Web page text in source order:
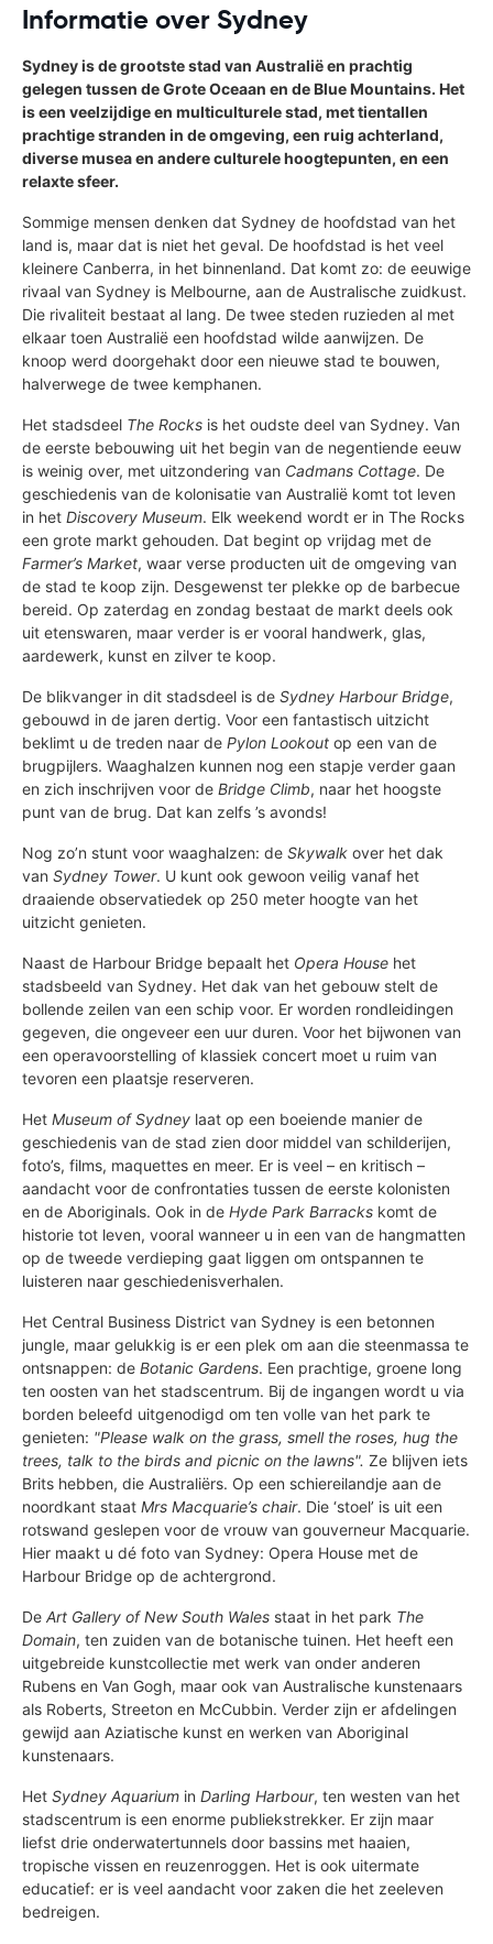
Informatie over Sydney
Sydney is de grootste stad van Australië en prachtig
gelegen tussen de Grote Oceaan en de Blue Mountains. Het
is een veelzijdige en multiculturele stad, met tientallen
prachtige stranden in de omgeving, een ruig achterland,
diverse musea en andere culturele hoogtepunten, en een
relaxte sfeer.
Sommige mensen denken dat Sydney de hoofdstad van het
land is, maar dat is niet het geval. De hoofdstad is het veel
kleinere Canberra, in het binnenland. Dat komt zo: de eeuwige
rivaal van Sydney is Melbourne, aan de Australische zuidkust.
Die rivaliteit bestaat al lang. De twee steden ruzieden al met
elkaar toen Australië een hoofdstad wilde aanwijzen. De
knoop werd doorgehakt door een nieuwe stad te bouwen,
halverwege de twee kemphanen.
Het stadsdeel The Rocks is het oudste deel van Sydney. Van
de eerste bebouwing uit het begin van de negentiende eeuw
is weinig over, met uitzondering van Cadmans Cottage. De
geschiedenis van de kolonisatie van Australië komt tot leven
in het Discovery Museum. Elk weekend wordt er in The Rocks
een grote markt gehouden. Dat begint op vrijdag met de
Farmer’s Market, waar verse producten uit de omgeving van
de stad te koop zijn. Desgewenst ter plekke op de barbecue
bereid. Op zaterdag en zondag bestaat de markt deels ook
uit etenswaren, maar verder is er vooral handwerk, glas,
aardewerk, kunst en zilver te koop.
De blikvanger in dit stadsdeel is de Sydney Harbour Bridge,
gebouwd in de jaren dertig. Voor een fantastisch uitzicht
beklimt u de treden naar de Pylon Lookout op een van de
brugpijlers. Waaghalzen kunnen nog een stapje verder gaan
en zich inschrijven voor de Bridge Climb, naar het hoogste
punt van de brug. Dat kan zelfs ’s avonds!
Nog zo’n stunt voor waaghalzen: de Skywalk over het dak
van Sydney Tower. U kunt ook gewoon veilig vanaf het
draaiende observatiedek op 250 meter hoogte van het
uitzicht genieten.
Naast de Harbour Bridge bepaalt het Opera House het
stadsbeeld van Sydney. Het dak van het gebouw stelt de
bollende zeilen van een schip voor. Er worden rondleidingen
gegeven, die ongeveer een uur duren. Voor het bijwonen van
een operavoorstelling of klassiek concert moet u ruim van
tevoren een plaatsje reserveren.
Het Museum of Sydney laat op een boeiende manier de
geschiedenis van de stad zien door middel van schilderijen,
foto’s, films, maquettes en meer. Er is veel – en kritisch –
aandacht voor de confrontaties tussen de eerste kolonisten
en de Aboriginals. Ook in de Hyde Park Barracks komt de
historie tot leven, vooral wanneer u in een van de hangmatten
op de tweede verdieping gaat liggen om ontspannen te
luisteren naar geschiedenisverhalen.
Het Central Business District van Sydney is een betonnen
jungle, maar gelukkig is er een plek om aan die steenmassa te
ontsnappen: de Botanic Gardens. Een prachtige, groene long
ten oosten van het stadscentrum. Bij de ingangen wordt u via
borden beleefd uitgenodigd om ten volle van het park te
genieten: "Please walk on the grass, smell the roses, hug the
trees, talk to the birds and picnic on the lawns". Ze blijven iets
Brits hebben, die Australiërs. Op een schiereilandje aan de
noordkant staat Mrs Macquarie’s chair. Die ‘stoel’ is uit een
rotswand geslepen voor de vrouw van gouverneur Macquarie.
Hier maakt u dé foto van Sydney: Opera House met de
Harbour Bridge op de achtergrond.
De Art Gallery of New South Wales staat in het park The
Domain, ten zuiden van de botanische tuinen. Het heeft een
uitgebreide kunstcollectie met werk van onder anderen
Rubens en Van Gogh, maar ook van Australische kunstenaars
als Roberts, Streeton en McCubbin. Verder zijn er afdelingen
gewijd aan Aziatische kunst en werken van Aboriginal
kunstenaars.
Het Sydney Aquarium in Darling Harbour, ten westen van het
stadscentrum is een enorme publiekstrekker. Er zijn maar
liefst drie onderwatertunnels door bassins met haaien,
tropische vissen en reuzenroggen. Het is ook uitermate
educatief: er is veel aandacht voor zaken die het zeeleven
bedreigen.